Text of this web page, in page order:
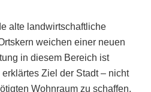
alte landwirtschaftliche
weichen einer neuen
in diesem Bereich ist
Ziel der Stadt – nicht
Wohnraum zu schaffen.